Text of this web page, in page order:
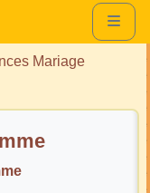
Mariage